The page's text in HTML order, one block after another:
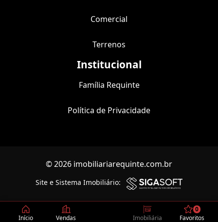
Comercial
Terrenos
Institucional
Família Requinte
Política de Privacidade
© 2026 imobiliariarequinte.com.br
Site e Sistema Imobiliário:
Início Vendas Imobiliária
0
Favoritos